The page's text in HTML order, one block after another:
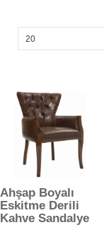
Ahşap Boyalı
Eskitme Derili
Kahve Sandalye